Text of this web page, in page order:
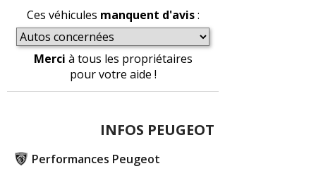
Ces véhicules manquent d'avis:
Merci à tous les propriétaires
pour votre aide !
INFOS PEUGEOT
Performances Peugeot